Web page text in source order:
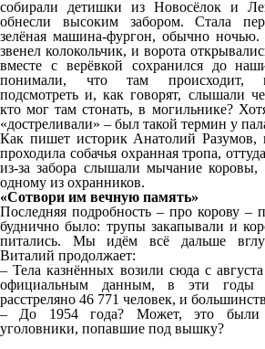
собирали детишки из Новосёлок и
обнесли высоким забором. Стала
зелёная машина-фургон, обычно ночью.
звенел колокольчик, и ворота
вместе с верёвкой сохранился до
понимали, что там происходит,
подсмотреть и, как говорят, слышали
кто мог там стонать, в могильнике?
«достреливали» – был такой термин у
Как пишет историк Анатолий Разумов,
проходила собачья охранная тропа,
из-за забора слышали мычание коровы,
одному из охранников.
«Сотвори им вечную память»
Последняя подробность – про корову –
буднично было: трупы закапывали и
питались. Мы идём всё дальше
Виталий продолжает:
– Тела казнённых возили сюда с
официальным данным, в эти годы
расстреляно 46 771 человек, и
– До 1954 года? Может, это были
уголовники, попавшие под вышку?